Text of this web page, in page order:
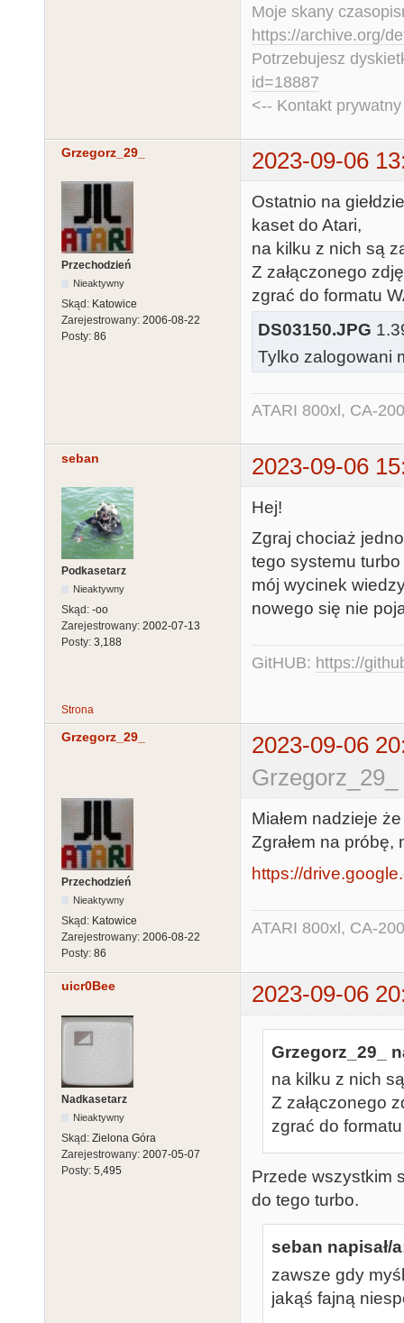
Moje skany
https://archive.org/
Potrzebujesz
id=18887
<-- Kontakt
Grzegorz_29_ 2023-09-06
Przechodzień
Nieaktywny
Skąd: Katowice
Zarejestrowany: 2006-08-22
Posty: 86
Ostatnio na
kaset do Atari,
na kilku z nich są
Z załączonego
zgrać do formatu
DS03150.JPG
Tylko zalogowani
ATARI 800xl, CA-
seban 2023-09-06
Podkasetarz
Nieaktywny
Skąd: -oo
Zarejestrowany: 2002-07-13
Posty: 3,188
Hej!
Zgraj chociaż
tego systemu turbo
mój wycinek
nowego się nie
GitHUB: https://
Strona
Grzegorz_29_
2023-09-06
Przechodzień
Nieaktywny
Skąd: Katowice
Zarejestrowany: 2006-08-22
Posty: 86
Miałem nadzieje
Zgrałem na
https://
ATARI 800xl, CA-
uicr0Bee 2023-09-06
Nadkasetarz
Nieaktywny
Skąd: Zielona Góra
Zarejestrowany: 2007-05-07
Posty: 5,495
Grzegorz_29_
na kilku z nich
Z załączonego
zgrać do
Przede wszystkim
do tego turbo.
seban napisał/
zawsze gdy
jakąś fajną